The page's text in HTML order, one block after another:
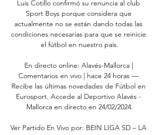
Luis Cotillo confirmó su renuncia al club
Sport Boys porque considera que
actualmente no se están dando todas las
condiciones necesarias para que se reinicie
el fútbol en nuestro país.
En directo online: Alavés-Mallorca |
Comentarios en vivo | hace 24 horas —
Recibe las últimas novedades de Fútbol en
Eurosport. Accede al Deportivo Alavés -
Mallorca en directo en 24/02/2024.
Ver Partido En Vivo por: BEIN LIGA SD – LA